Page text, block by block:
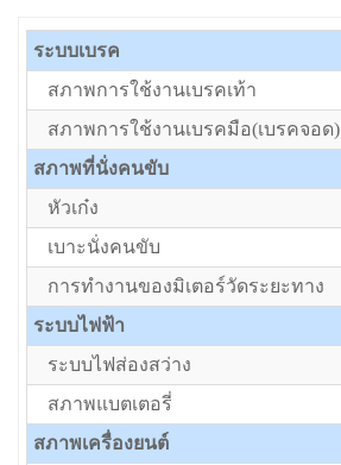
ระบบเบรค
สภาพการใช้งานเบรคเท้า
สภาพการใช้งานเบรคมือ(เบรคจอด)
สภาพที่นั่งคนขับ
หัวเก๋ง
เบาะนั่งคนขับ
การทำงานของมิเตอร์วัดระยะทาง
ระบบไฟฟ้า
ระบบไฟส่องสว่าง
สภาพแบตเตอรี่
สภาพเครื่องยนต์